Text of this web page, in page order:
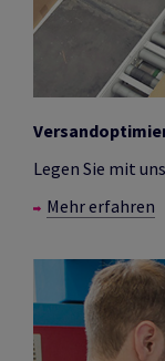
Legen Sie mit
Mehr erfahren